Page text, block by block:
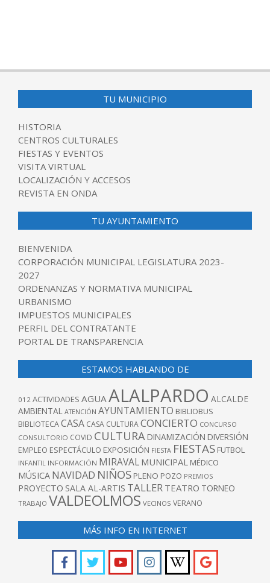
TU MUNICIPIO
HISTORIA
CENTROS CULTURALES
FIESTAS Y EVENTOS
VISITA VIRTUAL
LOCALIZACIÓN Y ACCESOS
REVISTA EN ONDA
TU AYUNTAMIENTO
BIENVENIDA
CORPORACIÓN MUNICIPAL LEGISLATURA 2023-
2027
ORDENANZAS Y NORMATIVA MUNICIPAL
URBANISMO
IMPUESTOS MUNICIPALES
PERFIL DEL CONTRATANTE
PORTAL DE TRANSPARENCIA
ESTAMOS HABLANDO DE
012 ACTIVIDADES AGUA ALALPARDO ALCALDE
AMBIENTAL ATENCIÓN AYUNTAMIENTO BIBLIOBUS
BIBLIOTECACASA CASA CULTURACONCIERTO CONCURSO
CONSULTORIO COVID CULTURA DINAMIZACIÓN DIVERSIÓN
EMPLEO ESPECTÁCULO EXPOSICIÓN FIESTA FIESTAS FUTBOL
INFANTIL INFORMACIÓN MIRAVAL MUNICIPAL MÉDICO
MÚSICA NAVIDAD NIÑOS PLENO POZO PREMIOS
PROYECTO SALA AL-ARTIS TALLER TEATRO TORNEO
TRABAJO VALDEOLMOS VECINOS VERANO
MÁS INFO EN INTERNET